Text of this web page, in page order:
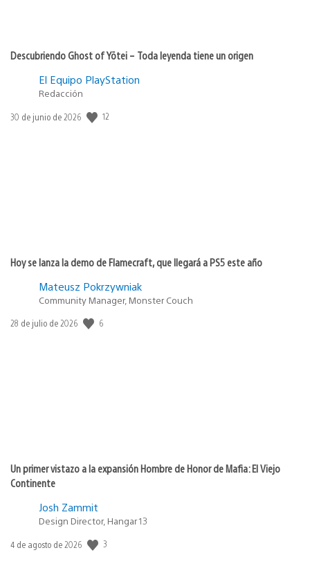
Descubriendo Ghost of Yōtei – Toda leyenda tiene un origen
El Equipo PlayStation
Redacción
Fecha
30 de junio de 2026 12
Hoy se lanza la demo de Flamecraft, que llegará a PS5 este año
Mateusz Pokrzywniak
Community Manager, Monster Couch
Fecha
28 de julio de 2026 6
Un primer vistazo a la expansión Hombre de Honor de Mafia: El Viejo
Continente
Josh Zammit
Design Director, Hangar 13
Fecha
4 de agosto de 2026 3